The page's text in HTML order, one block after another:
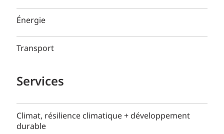
Énergie
Transport
Services
Climat, résilience climatique + développement
durable